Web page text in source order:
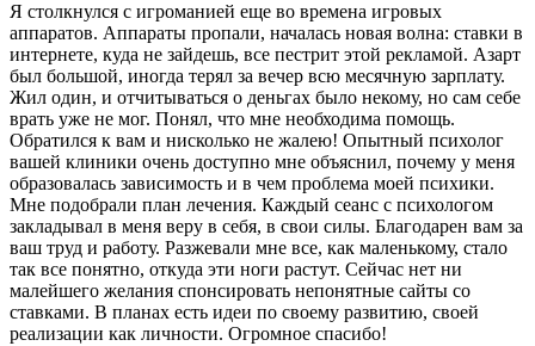
Я столкнулся с игроманией еще во времена игровых
аппаратов. Аппараты пропали, началась новая волна: ставки в
интернете, куда не зайдешь, все пестрит этой рекламой. Азарт
был большой, иногда терял за вечер всю месячную зарплату.
Жил один, и отчитываться о деньгах было некому, но сам себе
врать уже не мог. Понял, что мне необходима помощь.
Обратился к вам и нисколько не жалею! Опытный психолог
вашей клиники очень доступно мне объяснил, почему у меня
образовалась зависимость и в чем проблема моей психики.
Мне подобрали план лечения. Каждый сеанс с психологом
закладывал в меня веру в себя, в свои силы. Благодарен вам за
ваш труд и работу. Разжевали мне все, как маленькому, стало
так все понятно, откуда эти ноги растут. Сейчас нет ни
малейшего желания спонсировать непонятные сайты со
ставками. В планах есть идеи по своему развитию, своей
реализации как личности. Огромное спасибо!